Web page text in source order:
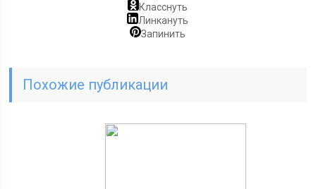
Класснуть
Линкануть
Запинить
Похожие публикации